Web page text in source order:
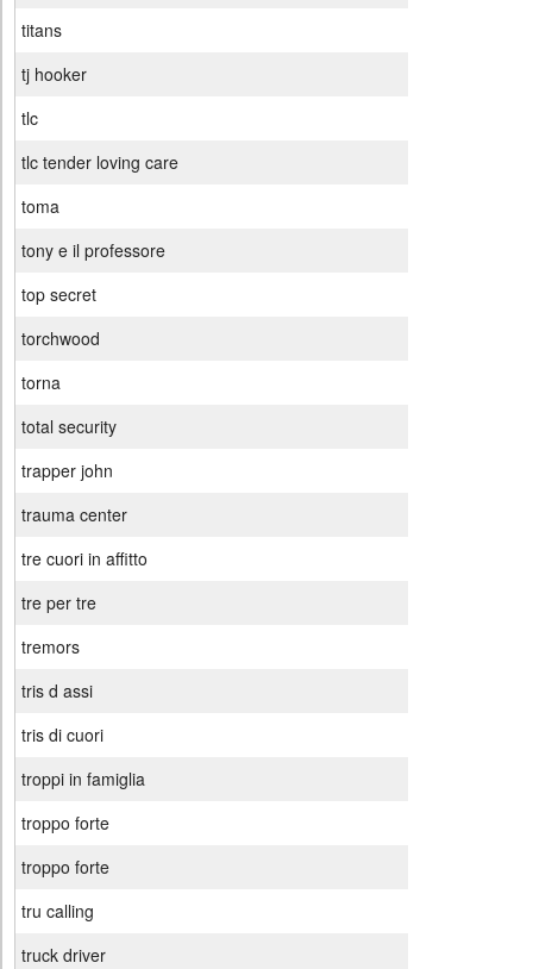
titans
tj hooker
tlc
tlc tender loving care
toma
tony e il professore
top secret
torchwood
torna
total security
trapper john
trauma center
tre cuori in affitto
tre per tre
tremors
tris d assi
tris di cuori
troppi in famiglia
troppo forte
troppo forte
tru calling
truck driver